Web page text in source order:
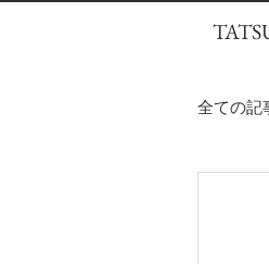
全ての記